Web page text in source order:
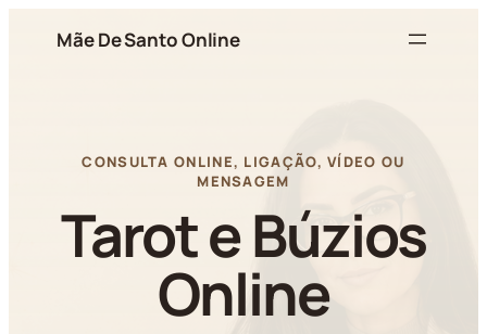
Mãe De Santo Online
CONSULTA ONLINE, LIGAÇÃO, VÍDEO OU
MENSAGEM
Tarot e Búzios
Online